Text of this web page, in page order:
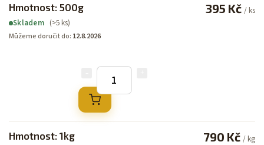
Hmotnost: 500g
Skladem (>5 ks)
Můžeme doručit do: 12.8.2026
395 Kč / ks
Hmotnost: 1kg 790 Kč / kg